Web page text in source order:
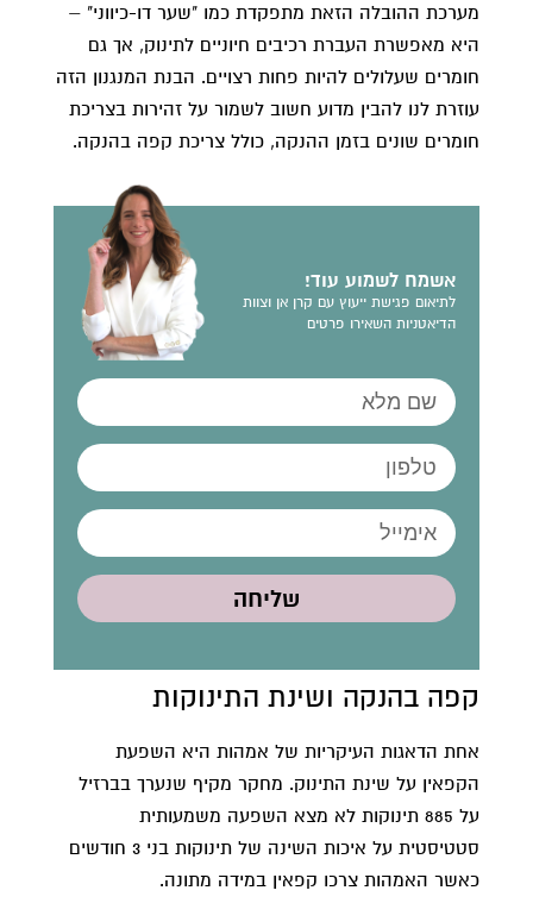
מערכת ההובלה הזאת מתפקדת כמו "שער דו-כיווני" –
היא מאפשרת העברת רכיבים חיוניים לתינוק, אך גם
חומרים שעלולים להיות פחות רצויים. הבנת המנגנון הזה
עוזרת לנו להבין מדוע חשוב לשמור על זהירות בצריכת
חומרים שונים בזמן ההנקה, כולל צריכת קפה בהנקה.
אשמח לשמוע עוד!
לתיאום פגישת ייעוץ עם קרן אן וצוות
הדיאטניות השאירו פרטים
שליחה
קפה בהנקה ושינת התינוקות
אחת הדאגות העיקריות של אמהות היא השפעת
הקפאין על שינת התינוק. מחקר מקיף שנערך בברזיל
על 885 תינוקות לא מצא השפעה משמעותית
סטטיסטית על איכות השינה של תינוקות בני 3 חודשים
כאשר האמהות צרכו קפאין במידה מתונה.